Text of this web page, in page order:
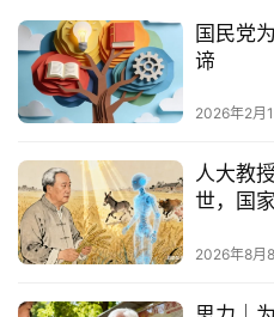
国民党
谛
2026年2月1
人大教
世，国
2026年8月